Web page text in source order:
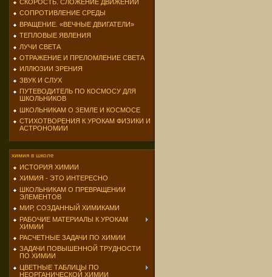
СКОРОСТЬ. СЛОЖЕНИЕ ДВИЖЕНИЙ
СОПРОТИВЛЕНИЕ СРЕДЫ
ВРАЩЕНИЕ. «ВЕЧНЫЕ ДВИГАТЕЛИ»
ТЕПЛОВЫЕ ЯВЛЕНИЯ
ЛУЧИ СВЕТА
ОТРАЖЕНИЕ И ПРЕЛОМЛЕНИЕ СВЕТА
ИЛЛЮЗИИ ЗРЕНИЯ
ЗВУК И СЛУХ
ПУТЕВОДИТЕЛЬ ПО КОСМОСУ ДЛЯ
ШКОЛЬНИКОВ
ШКОЛЬНИКАМ О ЗЕМЛЕ И КОСМОСЕ
СТИХОТВОРЕНИЯ К УРОКАМ ФИЗИКИ И
АСТРОНОМИИ
химия в школе
ИСТОРИЯ ХИМИИ
ХИМИЯ - ЭТО ИНТЕРЕСНО
ШКОЛЬНИКАМ О ПРЕВРАЩЕНИИ
ЭЛЕМЕНТОВ
МИР, СОЗДАННЫЙ ХИМИКАМИ
РАБОЧИЕ МАТЕРИАЛЫ К УРОКАМ
ХИМИИ
РАСЧЕТНЫЕ ЗАДАЧИ ПО ХИМИИ
ЗАДАЧИ ПОВЫШЕННОЙ ТРУДНОСТИ
ПО ХИМИИ
ЦВЕТНЫЕ ТАБЛИЦЫ ПО
НЕОРГАНИЧЕСКОЙ ХИМИИ